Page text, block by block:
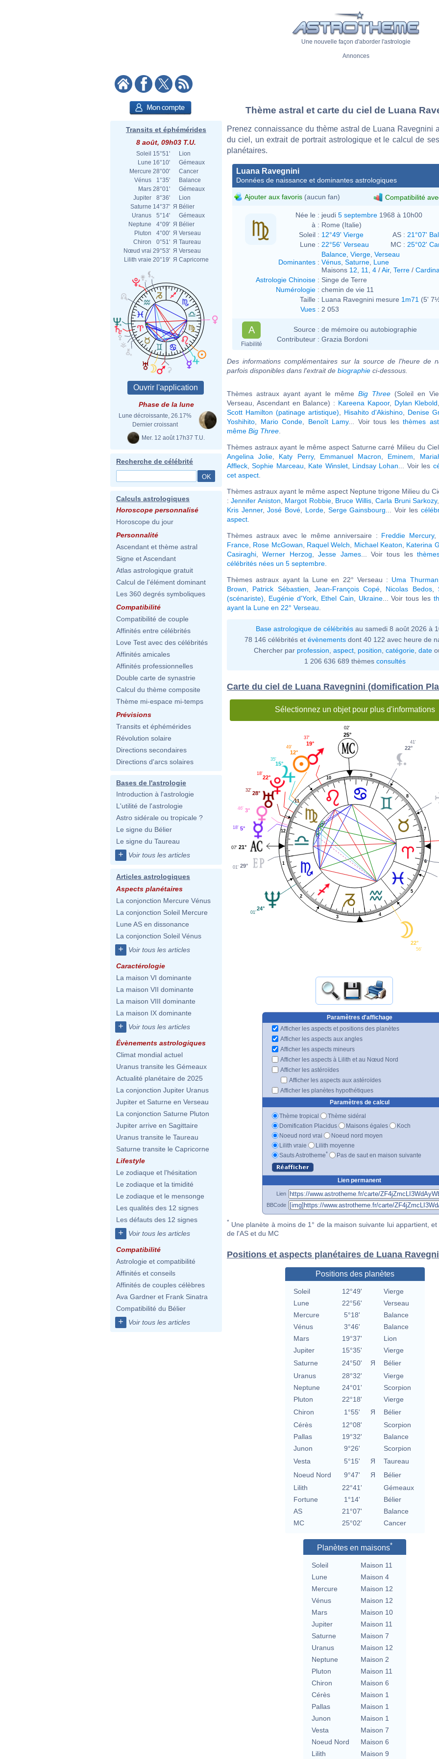
Une nouvelle façon d'aborder l'astrologie
Annonces
Transits et éphémérides
8 août, 09h03 T.U.
Soleil 15°51'
Lion
Lune 16°10'
Gémeaux
Mercure 28°00'
Cancer
Vénus
1°35'
Balance
Mars 28°01'
Gémeaux
Jupiter
8°36'
Lion
Saturne 14°37' Я Bélier
Uranus
5°14'
Gémeaux
Neptune
4°09' Я Bélier
Pluton
4°00' Я Verseau
Chiron
0°51' Я Taureau
Nœud vrai 29°53' Я Verseau
Lilith vraie 20°19' Я Capricorne
Phase de la lune
Lune décroissante, 26.17%
Dernier croissant
Mer. 12 août 17h37 T.U.
Recherche de célébrité
Calculs astrologiques
Horoscope personnalisé
Horoscope du jour
Personnalité
Ascendant et thème astral
Signe et Ascendant
Atlas astrologique gratuit
Calcul de l'élément dominant
Les 360 degrés symboliques
Compatibilité
Compatibilité de couple
Affinités entre célébrités
Love Test avec des célébrités
Affinités amicales
Affinités professionnelles
Double carte de synastrie
Calcul du thème composite
Thème mi-espace mi-temps
Prévisions
Transits et éphémérides
Révolution solaire
Directions secondaires
Directions d'arcs solaires
Bases de l'astrologie
Introduction à l'astrologie
L'utilité de l'astrologie
Astro sidérale ou tropicale ?
Le signe du Bélier
Le signe du Taureau
+ Voir tous les articles
Articles astrologiques
Aspects planétaires
La conjonction Mercure Vénus
La conjonction Soleil Mercure
Lune AS en dissonance
La conjonction Soleil Vénus
+ Voir tous les articles
Caractérologie
La maison VI dominante
La maison VII dominante
La maison VIII dominante
La maison IX dominante
+ Voir tous les articles
Évènements astrologiques
Climat mondial actuel
Uranus transite les Gémeaux
Actualité planétaire de 2025
La conjonction Jupiter Uranus
Jupiter et Saturne en Verseau
La conjonction Saturne Pluton
Jupiter arrive en Sagittaire
Uranus transite le Taureau
Saturne transite le Capricorne
Lifestyle
Le zodiaque et l'hésitation
Le zodiaque et la timidité
Le zodiaque et le mensonge
Les qualités des 12 signes
Les défauts des 12 signes
+ Voir tous les articles
Compatibilité
Astrologie et compatibilité
Affinités et conseils
Affinités de couples célèbres
Ava Gardner et Frank Sinatra
Compatibilité du Bélier
+ Voir tous les articles
Thème astral et carte du ciel de Luana
Prenez connaissance du thème astral de Luana Ravegnini
du ciel, un extrait de portrait astrologique et le calcul de
planétaires.
Luana Ravegnini
Données de naissance et dominantes astrologiques
Ajouter aux favoris (aucun fan) Compatibilité
Née le : jeudi 5 septembre 1968 à 10h00
à : Rome (Italie)
Soleil : 12°49' Vierge AS : 21°07'
Lune : 22°56' Verseau MC : 25°02'
Dominantes :
Balance Vierge Verseau
Vénus Saturne Lune
Maisons 12 11 4 /Air, Terre /
Astrologie Chinoise : Singe de Terre
Numérologie : chemin de vie 11
Taille : Luana Ravegnini mesure 1m71 (5'
Vues : 2 053
A
Fiabilité
Source : de mémoire ou autobiographie
Contributeur : Grazia Bordoni
Des informations complémentaires sur la source de l'heure de
parfois disponibles dans l'extrait de biographie ci-dessous.
Thèmes astraux ayant ayant le même Big Three (Soleil en
Verseau, Ascendant en Balance) : Kareena Kapoor, Dylan Klebold
Scott Hamilton (patinage artistique)
Hisahito d'Akishino Denise
Yoshihito
Mario Conde Benoît Lamy... Voir tous lesthèmes
même Big Three
Thèmes astraux ayant le même aspect Saturne carré Milieu du
Angelina Jolie
Katy Perry, Emmanuel Macron Eminem
Affleck ,Sophie Marceau Kate Winslet, Lindsay Lohan ... Voir les
cet aspect
Thèmes astraux ayant le même aspect Neptune trigone Milieu du
:Jennifer Aniston Margot Robbie, Bruce Willis,Carla Bruni Sarkozy,
Kris Jenner,José Bové Lorde, Serge Gainsbourg ... Voir les
aspect
Thèmes astraux avec le même anniversaire : Freddie Mercury,
France Rose McGowan Raquel Welch Michael Keaton Katerina
Casiraghi ,Werner Herzog ,Jesse James... Voir tous les
célébrités nées un 5 septembre
Thèmes astraux ayant la Lune en 22° Verseau : Uma Thurman
Brown
Patrick Sébastien Jean-François Copé Nicolas Bedos,
(scénariste)
Eugénie d'York, Ethel Cain Ukraine... Voir tous les
ayant la Lune en 22° Verseau
Base astrologique de célébritésau samedi 8 août 2026 à
78 146 célébrités et évènements dont 40 122 avec heure de
Chercher par profession aspect position catégorie date
1 206 636 689 thèmes consultés
Carte du ciel de Luana Ravegnini (domification
Sélectionnez un objet pour plus d'informations
1
2
3
4
5
6
7
8
9
10
11
12
22°
41'
25°
02'
19°
37'
12°
49'
15°
35'
22°
18'
28°
32'
3°
46'
5°
18'
21°
07'
29°
01'
24°
01'
22°
56'
Paramètres d'affichage
Afficher les aspects et positions des planètes
Afficher les aspects aux angles
Afficher les aspects mineurs
Afficher les aspects à Lilith et au Nœud Nord
Afficher les astéroïdes
Afficher les aspects aux astéroïdes
Afficher les planètes hypothétiques
Paramètres de calcul
Thème tropical
Thème sidéral
Domification Placidus
Maisons égales
Koch
Noeud nord vrai
Noeud nord moyen
Lilith vraie
Lilith moyenne
Sauts Astrotheme* Pas de saut en maison suivante
Lien permanent
Lien
BBCode
* Une planète à moins de 1° de la maison suivante lui appartient, et
de l'AS et du MC
Positions et aspects planétaires de Luana
Positions des planètes
Soleil 12°49'
Vierge
Lune
22°56'
Verseau
Mercure
5°18'
Balance
Vénus
3°46'
Balance
Mars
19°37'
Lion
Jupiter
15°35'
Vierge
Saturne
24°50' Я
Bélier
Uranus
28°32'
Vierge
Neptune
24°01'
Scorpion
Pluton
22°18'
Vierge
Chiron
1°55' Я
Bélier
Cérès
12°08'
Scorpion
Pallas
19°32'
Balance
Junon
9°26'
Scorpion
Vesta
5°15' Я
Taureau
Noeud Nord
9°47' Я
Bélier
Lilith
22°41'
Gémeaux
Fortune
1°14'
Bélier
AS
21°07'
Balance
MC
25°02' Cancer
Planètes en maisons*
Soleil
Maison 11
Lune
Maison 4
Mercure
Maison 12
Vénus
Maison 12
Mars
Maison 10
Jupiter
Maison 11
Saturne
Maison 7
Uranus
Maison 12
Neptune
Maison 2
Pluton
Maison 11
Chiron
Maison 6
Cérès
Maison 1
Pallas
Maison 1
Junon
Maison 1
Vesta
Maison 7
Noeud Nord
Maison 6
Lilith
Maison 9